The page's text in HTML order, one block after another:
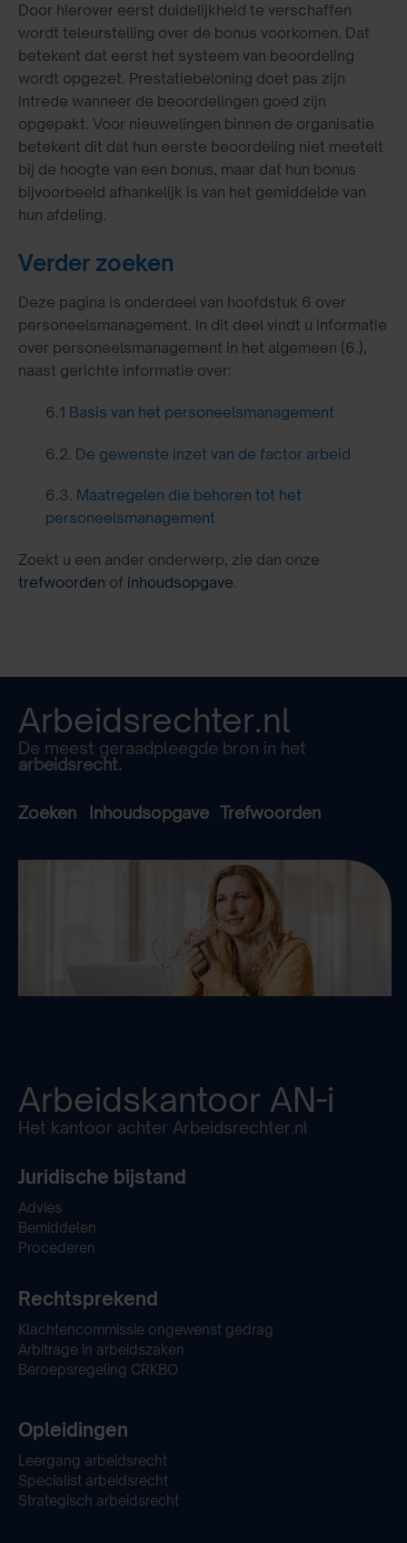
Door hierover eerst duidelijkheid te verschaffen
wordt teleurstelling over de bonus voorkomen. Dat
betekent dat eerst het systeem van beoordeling
wordt opgezet. Prestatiebeloning doet pas zijn
intrede wanneer de beoordelingen goed zijn
opgepakt. Voor nieuwelingen binnen de organisatie
betekent dit dat hun eerste beoordeling niet meetelt
bij de hoogte van een bonus, maar dat hun bonus
bijvoorbeeld afhankelijk is van het gemiddelde van
hun afdeling.
Verder zoeken
Deze pagina is onderdeel van hoofdstuk 6 over
personeelsmanagement. In dit deel vindt u informatie
over personeelsmanagement in het algemeen (6.),
naast gerichte informatie over:
6.1 Basis van het personeelsmanagement
6.2. De gewenste inzet van de factor arbeid
6.3. Maatregelen die behoren tot het
personeelsmanagement
Zoekt u een ander onderwerp, zie dan onze
trefwoorden of inhoudsopgave.
Arbeidsrechter.nl
De meest geraadpleegde bron in het
arbeidsrecht.
Zoeken Inhoudsopgave Trefwoorden
Arbeidskantoor AN-i
Het kantoor achter Arbeidsrechter.nl
Juridische bijstand
Advies
Bemiddelen
Procederen
Rechtsprekend
Klachtencommissie ongewenst gedrag
Arbitrage in arbeidszaken
Beroepsregeling CRKBO
Opleidingen
Leergang arbeidsrecht
Specialist arbeidsrecht
Strategisch arbeidsrecht